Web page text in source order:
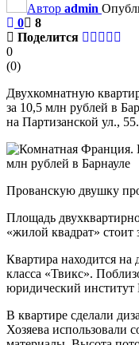
Автор admin
0
8
Поделится
0
(0)
Двухкомнатную
за 10,5 млн рублей в
на Партизанской ул.,
Прованскую двушку
Площадь
«жилой квадрат» стоит
Квартира находится
класса «Твикс».
юридический
В квартире сделали
Хозяева использовали